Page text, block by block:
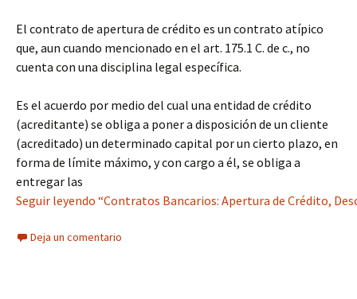
El contrato de apertura de crédito es un contrato atípico
que, aun cuando mencionado en el art. 175.1 C. de c., no
cuenta con una disciplina legal específica.
Es el acuerdo por medio del cual una entidad de crédito
(acreditante) se obliga a poner a disposición de un cliente
(acreditado) un determinado capital por un cierto plazo, en
forma de límite máximo, y con cargo a él, se obliga a
entregar las
Seguir leyendo “Contratos Bancarios: Apertura de Crédito,
Deja un comentario